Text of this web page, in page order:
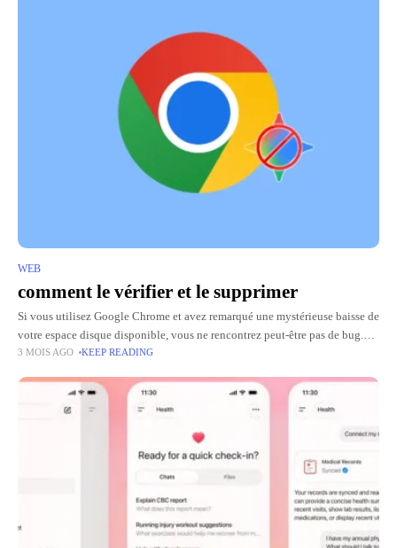
WEB
comment le vérifier et le supprimer
Si vous utilisez Google Chrome et avez remarqué une mystérieuse baisse de
votre espace disque disponible, vous ne rencontrez peut-être pas de bug.
Depuis Chrome 147, le navigateur de Google
3 MOIS AGO KEEP READING